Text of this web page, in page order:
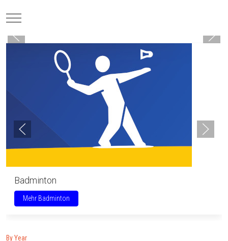
Mobile Menu Toggle
Badminton
Mehr Badminton
By Year